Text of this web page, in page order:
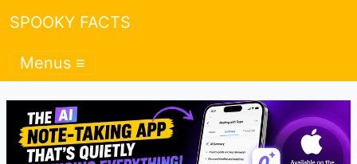
SPOOKY FACTS
Menus ≡